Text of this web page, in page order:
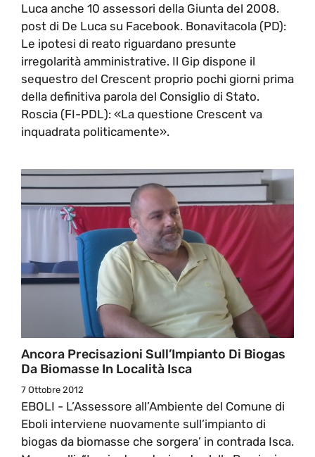
Luca anche 10 assessori della Giunta del 2008.
post di De Luca su Facebook. Bonavitacola (PD):
Le ipotesi di reato riguardano presunte
irregolarità amministrative. Il Gip dispone il
sequestro del Crescent proprio pochi giorni prima
della definitiva parola del Consiglio di Stato.
Roscia (FI-PDL): «La questione Crescent va
inquadrata politicamente».
Ancora Precisazioni Sull’Impianto Di Biogas
Da Biomasse In Località Isca
7 Ottobre 2012
EBOLI - L’Assessore all’Ambiente del Comune di
Eboli interviene nuovamente sull’impianto di
biogas da biomasse che sorgera’ in contrada Isca.